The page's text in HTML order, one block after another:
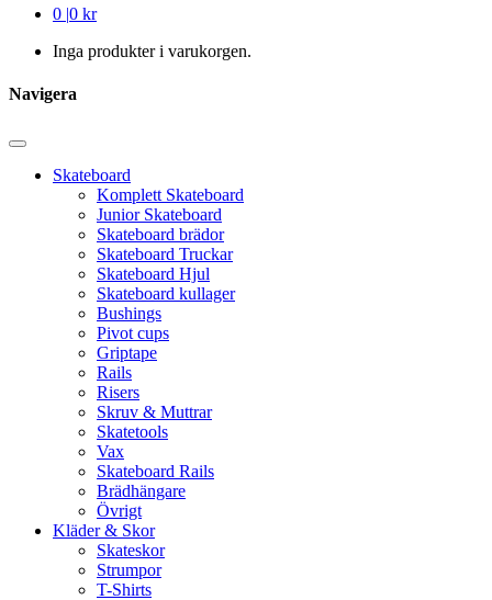
0 |0 kr
Inga produkter i varukorgen.
Navigera
Skateboard
Komplett Skateboard
Junior Skateboard
Skateboard brädor
Skateboard Truckar
Skateboard Hjul
Skateboard kullager
Bushings
Pivot cups
Griptape
Rails
Risers
Skruv & Muttrar
Skatetools
Vax
Skateboard Rails
Brädhängare
Övrigt
Kläder & Skor
Skateskor
Strumpor
T-Shirts